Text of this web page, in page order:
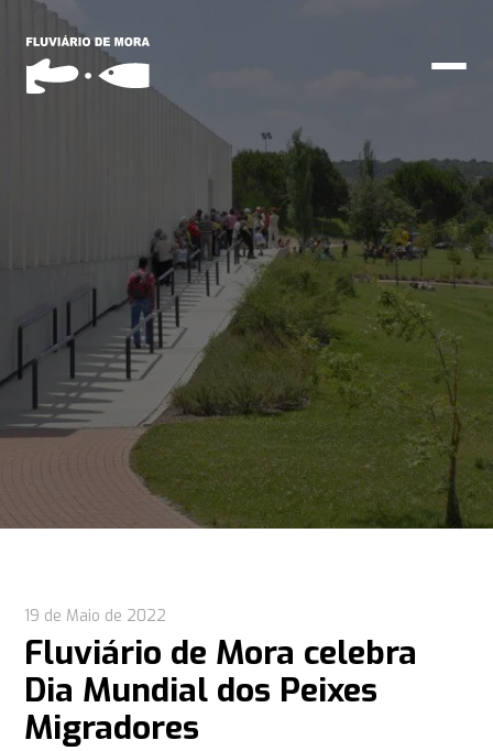
19 de Maio de 2022
Fluviário de Mora celebra
Dia Mundial dos Peixes
Migradores